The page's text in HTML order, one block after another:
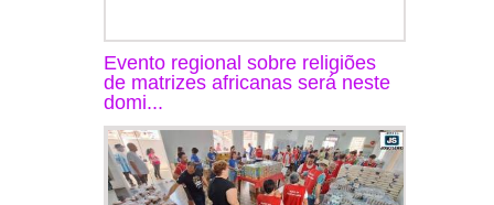
Evento regional sobre religiões
de matrizes africanas será neste
domi...